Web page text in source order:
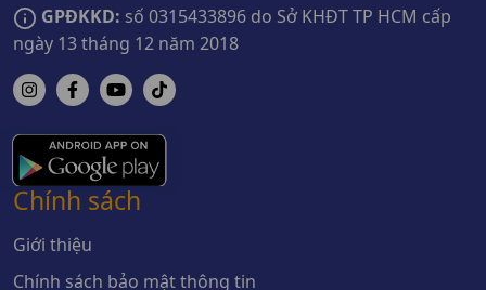
GPĐKKD: số 0315433896 do Sở KHĐT TP HCM cấp
ngày 13 tháng 12 năm 2018
Chính sách
Giới thiệu
Chính sách bảo mật thông tin